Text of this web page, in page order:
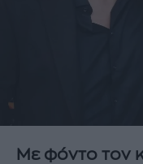
Με φόντο τον